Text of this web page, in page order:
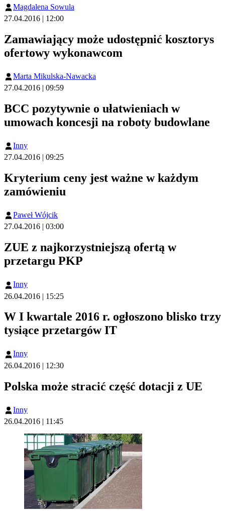
Magdalena Sowula
27.04.2016 | 12:00
Zamawiający może udostępnić kosztorys
ofertowy wykonawcom
Marta Mikulska-Nawacka
27.04.2016 | 09:59
BCC pozytywnie o ułatwieniach w
umowach koncesji na roboty budowlane
Inny
27.04.2016 | 09:25
Kryterium ceny jest ważne w każdym
zamówieniu
Paweł Wójcik
27.04.2016 | 03:00
ZUE z najkorzystniejszą ofertą w
przetargu PKP
Inny
26.04.2016 | 15:25
W I kwartale 2016 r. ogłoszono blisko trzy
tysiące przetargów IT
Inny
26.04.2016 | 12:30
Polska może stracić część dotacji z UE
Inny
26.04.2016 | 11:45